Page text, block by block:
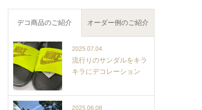
デコ商品のご紹介 オーダー例のご紹介
2025.07.04
流行りのサンダルをキラ
キラにデコレーション
2025.06.08